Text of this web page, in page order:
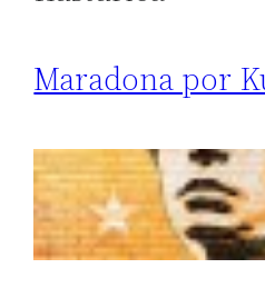
Maradona por